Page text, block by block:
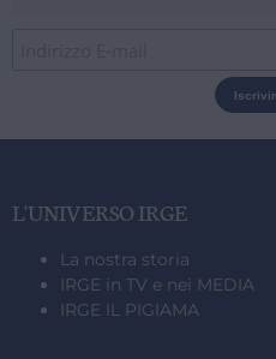
L'UNIVERSO IRGE
La nostra storia
IRGE in TV e nei MEDIA
IRGE IL PIGIAMA